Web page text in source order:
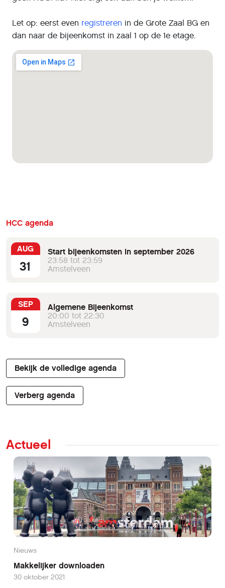
Let op: eerst even registreren in de Grote Zaal BG en
dan naar de bijeenkomst in zaal 1 op de 1e etage.
HCC agenda
AUG
31
Start bijeenkomsten in september 2026
23:58 tot 23:59
Amstelveen
SEP
9
Algemene Bijeenkomst
20:00 tot 22:30
Amstelveen
Bekijk de volledige agenda
Verberg agenda
Actueel
Nieuws
Makkelijker downloaden
30 oktober 2021